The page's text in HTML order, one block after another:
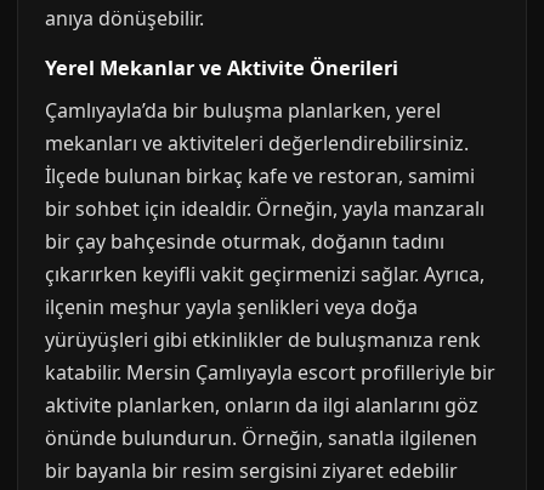
anıya dönüşebilir.
Yerel Mekanlar ve Aktivite Önerileri
Çamlıyayla’da bir buluşma planlarken, yerel
mekanları ve aktiviteleri değerlendirebilirsiniz.
İlçede bulunan birkaç kafe ve restoran, samimi
bir sohbet için idealdir. Örneğin, yayla manzaralı
bir çay bahçesinde oturmak, doğanın tadını
çıkarırken keyifli vakit geçirmenizi sağlar. Ayrıca,
ilçenin meşhur yayla şenlikleri veya doğa
yürüyüşleri gibi etkinlikler de buluşmanıza renk
katabilir. Mersin Çamlıyayla escort profilleriyle bir
aktivite planlarken, onların da ilgi alanlarını göz
önünde bulundurun. Örneğin, sanatla ilgilenen
bir bayanla bir resim sergisini ziyaret edebilir